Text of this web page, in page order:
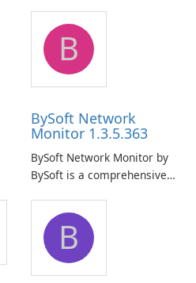
application that allows users
to easily browse and manage
shared folders on their
network.
B
BySoft Network
Monitor 1.3.5.363
BySoft Network Monitor by
BySoft is a comprehensive
designed to help businesses
effectively manage their
network infrastructure.
B